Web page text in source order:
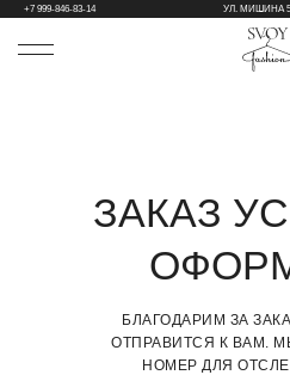
УЛ. МИШИНА
+7 999-846-83-14
ЗАКАЗ
БЛАГОДАРИМ ЗА
ОТПРАВИТСЯ К ВАМ.
НОМЕР ДЛЯ